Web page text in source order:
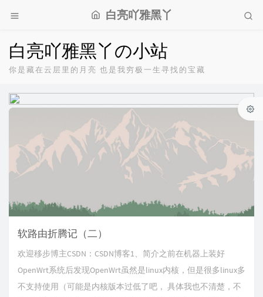
白亮吖雅黑丫
白亮吖雅黑丫の小站
你是藏在云层里的月亮 也是我穷极一生寻找的宝藏
软路由折腾记（二）
欢迎移步博主CSDN：CSDN博客1、简介之前在机器上装好
OpenWrt系统后发现OpenWrt虽然是linux内核，但是很多linux多
不支持使用（可能是内核版本过低了吧， 具体我也不清楚，不